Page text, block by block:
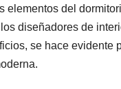
elementos del
diseñadores de
se hace evidente